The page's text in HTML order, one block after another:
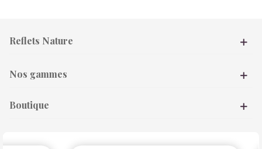
Reflets Nature
Nos gammes
Boutique